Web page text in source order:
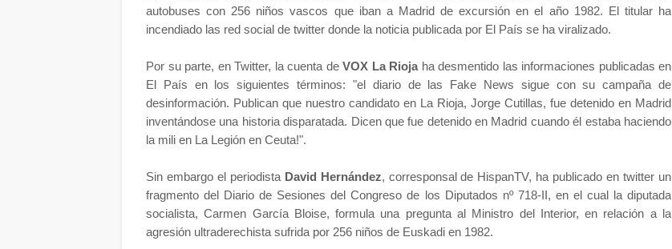
autobuses con 256 niños vascos que iban a Madrid de excursión en el año 1982. El titular ha
incendiado las red social de twitter donde la noticia publicada por El País se ha viralizado.
Por su parte, en Twitter, la cuenta de VOX La Riojaha desmentido las informaciones publicadas en
El País en los siguientes términos: "el diario de las Fake News sigue con su campaña de
desinformación. Publican que nuestro candidato en La Rioja, Jorge Cutillas, fue detenido en Madrid
inventándose una historia disparatada. Dicen que fue detenido en Madrid cuando él estaba haciendo
la mili en La Legión en Ceuta!".
Sin embargo el periodista David Hernández, corresponsal de HispanTV, ha publicado en twitter un
fragmento del Diario de Sesiones del Congreso de los Diputados nº 718-II, en el cual la diputada
socialista, Carmen García Bloise, formula una pregunta al Ministro del Interior, en relación a la
agresión ultraderechista sufrida por 256 niños de Euskadi en 1982.